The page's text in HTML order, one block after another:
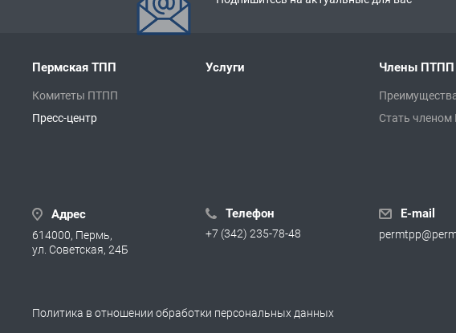
Пермская ТПП
Комитеты ПТПП
Пресс-центр
Услуги Члены ПТПП
Стать
Адрес
614000, Пермь,
ул. Советская, 24Б
Телефон
+7 (342) 235-78-48
E-mail
Политика в отношении обработки персональных данных